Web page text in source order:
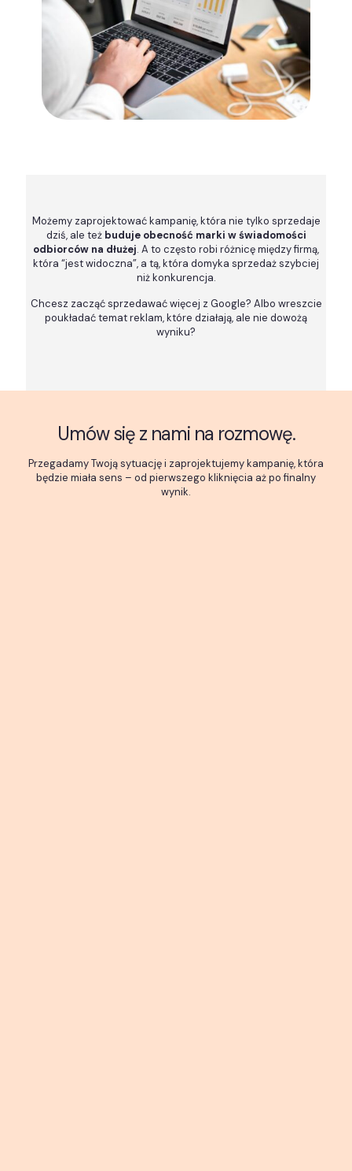
Możemy zaprojektować kampanię, która nie tylko sprzedaje
dziś, ale też buduje obecność marki w świadomości
odbiorców na dłużej. A to często robi różnicę między firmą,
która “jest widoczna”, a tą, która domyka sprzedaż szybciej
niż konkurencja.
Chcesz zacząć sprzedawać więcej z Google? Albo wreszcie
poukładać temat reklam, które działają, ale nie dowożą
wyniku?
Umów się z nami na rozmowę.
Przegadamy Twoją sytuację i zaprojektujemy kampanię, która
będzie miała sens – od pierwszego kliknięcia aż po finalny
wynik.